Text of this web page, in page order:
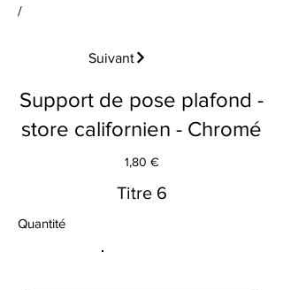
/
Suivant
Support de pose plafond -
store californien - Chromé
1,80 €
Titre 6
Quantité